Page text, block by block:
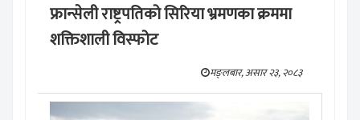
फ्रान्सेली राष्ट्रपतिको सिरिया भ्रमणका क्रममा
शक्तिशाली विस्फोट
मङ्लबार, असार २३, २०८३